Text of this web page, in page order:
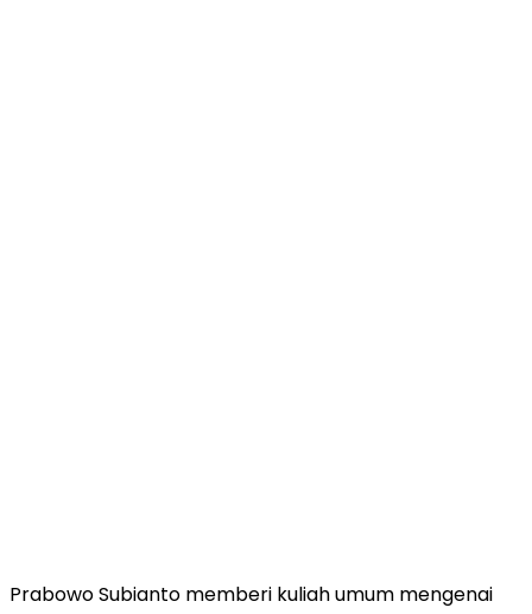
Prabowo Subianto memberi kuliah umum mengenai